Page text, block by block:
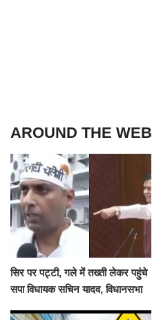
AROUND THE WEB
सिर पर पट्टी, गले में तख्ती लेकर पहुंचे
सपा विधायक सचिन यादव, विधानसभा